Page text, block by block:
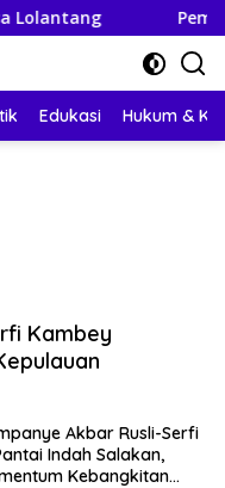
Pembangunan
Edukasi Hukum &
Kambey
Akbar Rusli-Serfi
Indah Salakan,
Kebangkitan